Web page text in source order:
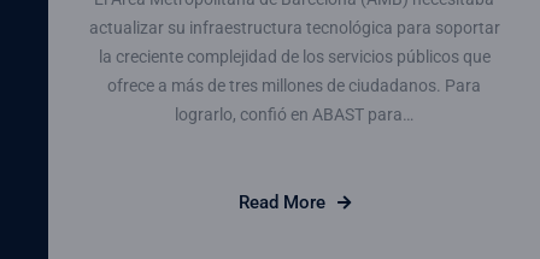
actualizar su infraestructura tecnológica para soportar
la creciente complejidad de los servicios públicos que
ofrece a más de tres millones de ciudadanos. Para
lograrlo, confió en ABAST para…
Read More